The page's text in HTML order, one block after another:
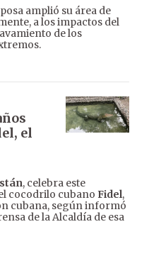
amplió su área de
a los impactos del
de los
el
, celebra este
cocodrilo cubano Fidel,
cubana, según informó
de la Alcaldía de esa